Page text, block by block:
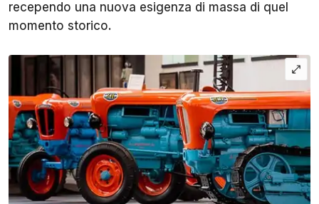
recependo una nuova esigenza di massa di quel
momento storico.